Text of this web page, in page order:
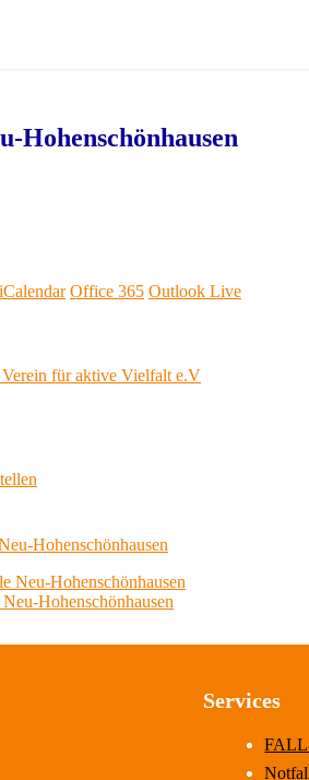
Hohenschönhausen
iCalendar Office 365 Outlook Live
Verein für aktive Vielfalt e.V
Hohenschönhausen
Neu-Hohenschönhausen
Hohenschönhausen
Services